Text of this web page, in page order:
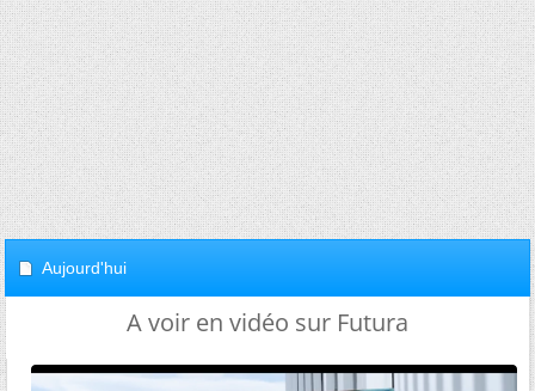
Aujourd'hui
A voir en vidéo sur Futura